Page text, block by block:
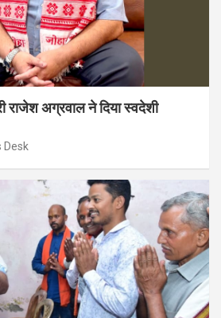
राजेश अग्रवाल ने दिया स्वदेशी
Desk